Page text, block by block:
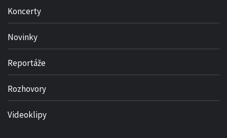
Koncerty
Novinky
Reportáže
Rozhovory
Videoklipy